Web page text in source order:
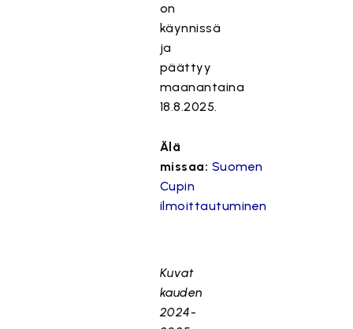
on
käynnissä
ja
päättyy
maanantaina
18.8.2025.
Älä
missaa: Suomen
Cupin
ilmoittautuminen
Kuvat
kauden
2024-